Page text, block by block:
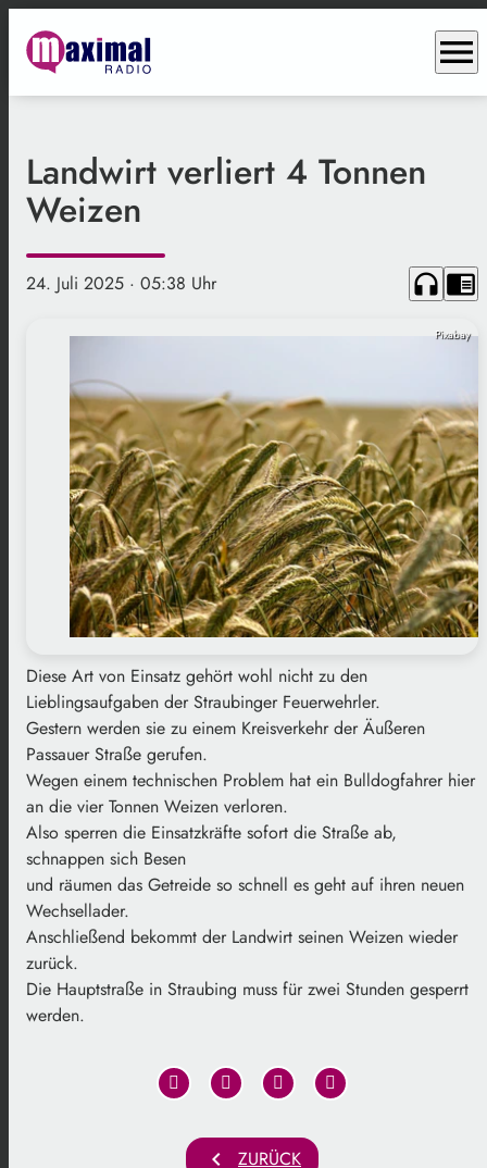
menu
Landwirt verliert 4 Tonnen
Weizen
24. Juli 2025 · 05:38 Uhr headphones chrome_reader_mode
Pixabay
Diese Art von Einsatz gehört wohl nicht zu den
Lieblingsaufgaben der Straubinger Feuerwehrler.
Gestern werden sie zu einem Kreisverkehr der Äußeren
Passauer Straße gerufen.
Wegen einem technischen Problem hat ein Bulldogfahrer hier
an die vier Tonnen Weizen verloren.
Also sperren die Einsatzkräfte sofort die Straße ab,
schnappen sich Besen
und räumen das Getreide so schnell es geht auf ihren neuen
Wechsellader.
Anschließend bekommt der Landwirt seinen Weizen wieder
zurück.
Die Hauptstraße in Straubing muss für zwei Stunden gesperrt
werden.
chevron_left ZURÜCK